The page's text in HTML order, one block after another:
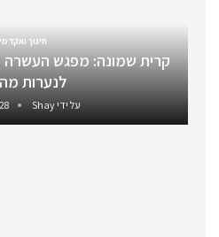
חינוך
קרית שמונה: מפגש העשרה
לנערות
על ידי Shay